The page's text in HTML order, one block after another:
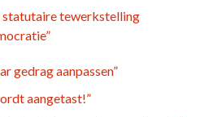
statutaire tewerkstelling
gedrag aanpassen”
aangetast!”